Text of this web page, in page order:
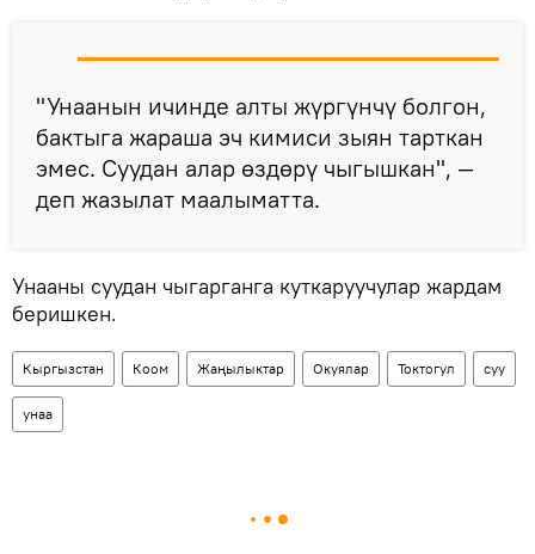
"Унаанын ичинде алты жүргүнчү болгон,
бактыга жараша эч кимиси зыян тарткан
эмес. Суудан алар өздөрү чыгышкан", —
деп жазылат маалыматта.
Унааны суудан чыгарганга куткаруучулар жардам
беришкен.
Кыргызстан Коом Жаңылыктар Окуялар Токтогул суу
унаа